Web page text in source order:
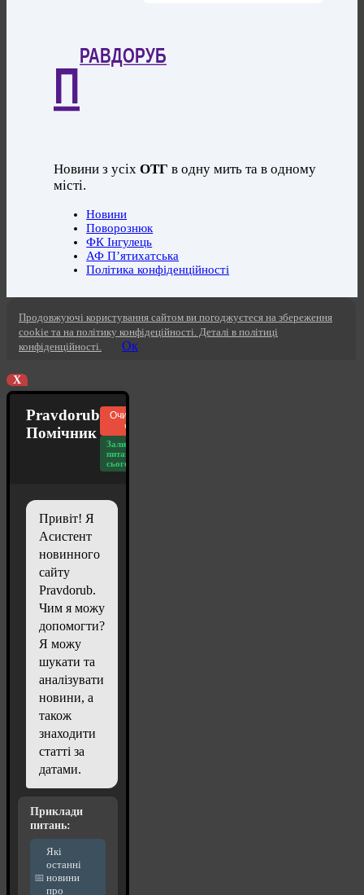
П
РАВДОРУБ
Новини з усіхОТГ в одну мить та в одному
місті.
Новини
Поворознюк
ФК Інгулець
АФ П’ятихатська
Політика конфіденційності
Продовжуючі користування сайтом ви погоджуєтеся на збереження
cookie та на політику конфідеційності. Деталі в політиці
конфіденційності.
Ок
X
Pravdorub
Помічник
Очистити
чат
Залишилось
питань
сьогодні: 20
Привіт! Я
Асистент
новинного
сайту
Pravdorub.
Чим я можу
допомогти?
Я можу
шукати та
аналізувати
новини, а
також
знаходити
статті за
датами.
Приклади
питань:
Які
останні
новини
про